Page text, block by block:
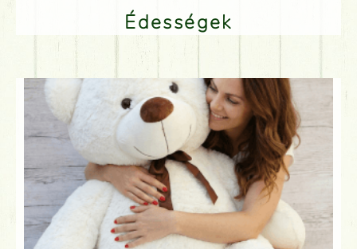
Édességek